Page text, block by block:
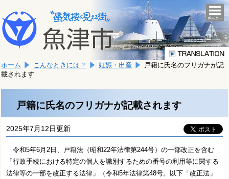
文
へ
移
ま
す。
こ
か
文
で
す。
ホーム こんなときには？ 妊娠・出産
戸籍に氏名のフリガナが記
載されます
戸籍に氏名のフリガナが記載されます
2025年7月12日更新
令和5年6月2日、戸籍法（昭和22年法律第244号）の一部改正を含む
「行政手続における特定の個人を識別するための番号の利用等に関する
法律等の一部を改正する法律」（令和5年法律第48号。以下「改正法」